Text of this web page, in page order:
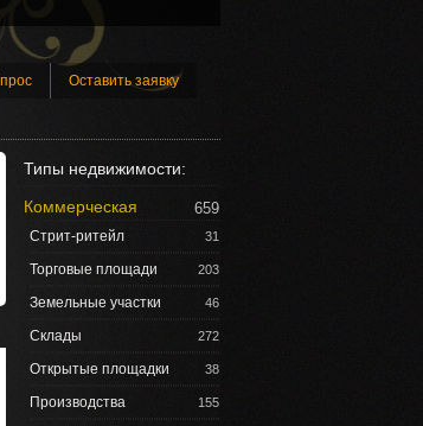
Оставить заявку
Типы недвижимости:
659
Коммерческая
31
Стрит-ритейл
203
Торговые площади
46
Земельные участки
272
Склады
38
Открытые площадки
155
Производства